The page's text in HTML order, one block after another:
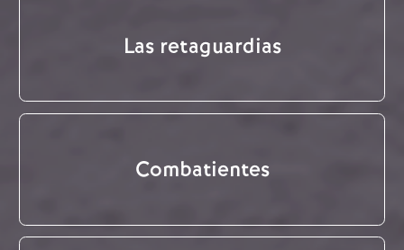
Las retaguardias
Combatientes